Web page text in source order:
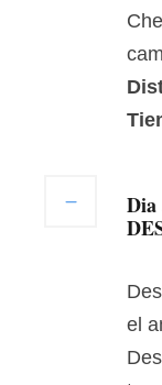
Dia
el